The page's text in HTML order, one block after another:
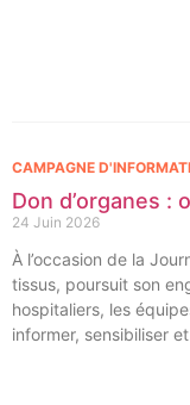
Don d’organes :
24 Juin 2026
CAMPAGNE
À l’occasion de la
tissus, poursuit son
hospitaliers, les
informer, sensibiliser